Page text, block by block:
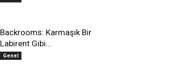
Backrooms: Karmaşık Bir
Labirent Gibi…
Genel